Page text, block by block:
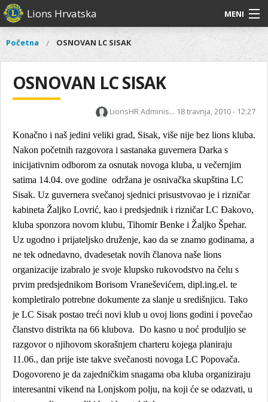
Skoči
na
sadržaj
Lions Hrvatska MENI
O nama
Naši projekti
Glavni
O
nama
Distrikt
126
projekti
Aktivnosti
Vi
ste
ovdje
Početna OSNOVAN LC SISAK
OSNOVAN LC SISAK
LionsHR Adminis... 18 travnja, 2010 - 12:27
Konačno i naš jedini veliki grad, Sisak, više nije bez lions kluba.
Nakon početnih razgovora i sastanaka guvernera Darka s
inicijativnim odborom za osnutak novoga kluba, u večernjim
satima 14.04. ove godine održana je osnivačka skupština LC
Sisak. Uz guvernera svečanoj sjednici prisustvovao je i rizničar
kabineta Žaljko Lovrić, kao i predsjednik i rizničar LC Đakovo,
kluba sponzora novom klubu, Tihomir Benke i Žaljko Špehar.
Uz ugodno i prijateljsko druženje, kao da se znamo godinama, a
ne tek odnedavno, dvadesetak novih članova naše lions
organizacije izabralo je svoje klupsko rukovodstvo na čelu s
prvim predsjednikom Borisom Vraneševićem, dipl.ing.el. te
kompletiralo potrebne dokumente za slanje u središnjicu. Tako
je LC Sisak postao treći novi klub u ovoj lions godini i povečao
članstvo distrikta na 66 klubova. Do kasno u noć produljio se
razgovor o njihovom skorašnjem charteru kojega planiraju
11.06., dan prije iste takve svečanosti novoga LC Popovača.
Dogovoreno je da zajedničkim snagama oba kluba organiziraju
interesantni vikend na Lonjskom polju, na koji će se odazvati, u